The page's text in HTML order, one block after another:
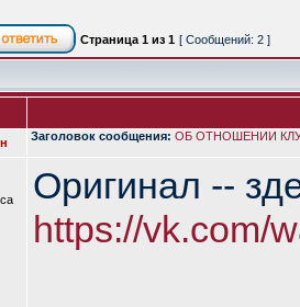
Страница 1 из 1 [ Сообщений: 2 ]
Заголовок сообщения: ОБ ОТНОШЕНИИ
Оригинал --
https://vk.com/